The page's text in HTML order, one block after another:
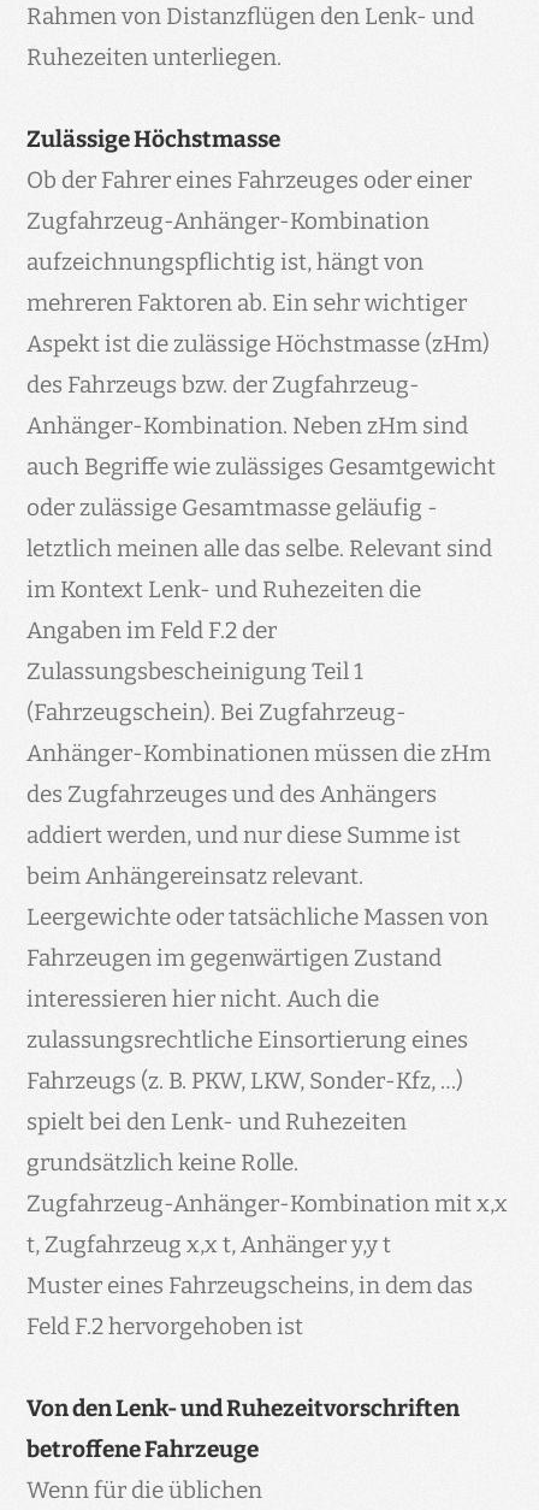
Rahmen von Distanzflügen den Lenk- und
Ruhezeiten unterliegen.
Zulässige Höchstmasse
Ob der Fahrer eines Fahrzeuges oder einer
Zugfahrzeug-Anhänger-Kombination
aufzeichnungspflichtig ist, hängt von
mehreren Faktoren ab. Ein sehr wichtiger
Aspekt ist die zulässige Höchstmasse (zHm)
des Fahrzeugs bzw. der Zugfahrzeug-
Anhänger-Kombination. Neben zHm sind
auch Begriffe wie zulässiges Gesamtgewicht
oder zulässige Gesamtmasse geläufig -
letztlich meinen alle das selbe. Relevant sind
im Kontext Lenk- und Ruhezeiten die
Angaben im Feld F.2 der
Zulassungsbescheinigung Teil 1
(Fahrzeugschein). Bei Zugfahrzeug-
Anhänger-Kombinationen müssen die zHm
des Zugfahrzeuges und des Anhängers
addiert werden, und nur diese Summe ist
beim Anhängereinsatz relevant.
Leergewichte oder tatsächliche Massen von
Fahrzeugen im gegenwärtigen Zustand
interessieren hier nicht. Auch die
zulassungsrechtliche Einsortierung eines
Fahrzeugs (z. B. PKW, LKW, Sonder-Kfz, …)
spielt bei den Lenk- und Ruhezeiten
grundsätzlich keine Rolle.
Zugfahrzeug-Anhänger-Kombination mit x,x
t, Zugfahrzeug x,x t, Anhänger y,y t
Muster eines Fahrzeugscheins, in dem das
Feld F.2 hervorgehoben ist
Von den Lenk- und Ruhezeitvorschriften
betroffene Fahrzeuge
Wenn für die üblichen